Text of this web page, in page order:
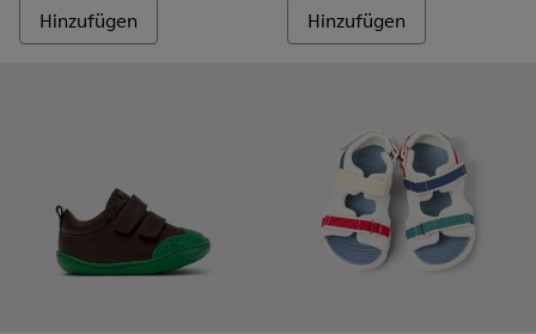
Hinzufügen Hinzufügen